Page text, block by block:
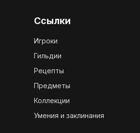
Ссылки
Игроки
Гильдии
Рецепты
Предметы
Коллекции
Умения и заклинания